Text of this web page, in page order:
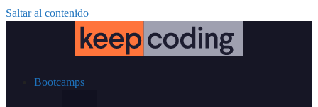
Saltar al contenido
Bootcamps